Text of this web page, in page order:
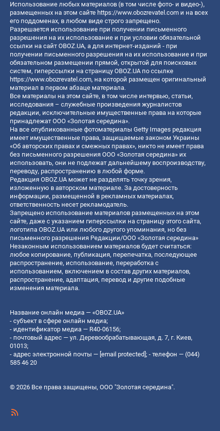
Использование любых материалов (в том числе фото- и видео-),
размещенных на этом сайте https://www.obozrevatel.com и на всех
его поддоменах, в любом виде строго запрещено.
Разрешается использование при получении письменного
разрешения на их использование и при условии обязательной
ссылки на сайт OBOZ.UA, а для интернет-изданий - при
получении письменного разрешения на их использование и при
обязательном размещении прямой, открытой для поисковых
систем, гиперссылки на страницу OBOZ.UA по ссылке
https://www.obozrevatel.com, на которой размещен оригинальный
материал в первом абзаце материала.
Все материалы на этом сайте, в том числе интервью, статьи,
исследования – служебные произведения журналистов
редакции, исключительные имущественные права на которые
принадлежат ООО «Золотая середина».
На все опубликованные фотоматериалы Getty Images редакция
имеет имущественные права, защищаемые законом Украины
«Об авторских правах и смежных правах», никто не имеет права
без письменного разрешения ООО «Золотая середина» их
использовать, они не подлежат дальнейшему воспроизводству,
переводу, распространению в любой форме.
Редакция OBOZ.UA может не разделять точку зрения,
изложенную в авторском материале. За достоверность
информации, размещенной в рекламных материалах,
ответственность несет рекламодатель.
Запрещено использование материалов размещенных на этом
сайте, даже с указанием гиперссылки на страницу этого сайта,
логотипа OBOZ.UA или любого другого упоминания, но без
письменного разрешения Редакции/ООО «Золотая середина»
Незаконным использованием материалов будет считаться:
любое копирование, публикация, перепечатка, последующее
распространение, использование, переработка с
использованием, включением в состав других материалов,
распространение, адаптация, перевод и другие подобные
изменения материала.
Название онлайн медиа — «OBOZ.UA»
- субъект в сфере онлайн медиа;
- идентификатор медиа — R40-06156;
- почтовый адрес — ул. Деревообрабатывающая, д. 7, г. Киев,
01013;
- адрес электронной почты — [email protected] ; - телефон — (044)
585 46 20
© 2026 Все права защищены, ООО "Золотая середина".